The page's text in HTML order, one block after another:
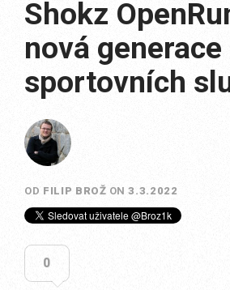
Shokz
nová generace
sportovních
OD FILIP BROŽ ON3.3.2022
0